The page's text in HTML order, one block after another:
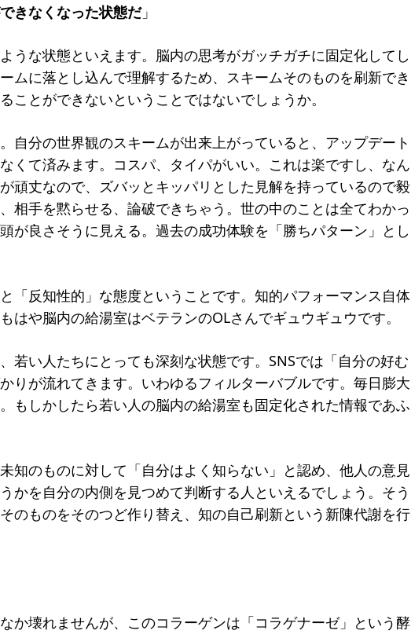
きなくなった状態だ」
うな状態といえます。脳内の思考がガッチガチに固定化してし
ムに落とし込んで理解するため、スキームそのものを刷新でき
ことができないということではないでしょうか。
自分の世界観のスキームが出来上がっていると、アップデート
くて済みます。コスパ、タイパがいい。これは楽ですし、なん
頑丈なので、ズバッとキッパリとした見解を持っているので毅
相手を黙らせる、論破できちゃう。世の中のことは全てわかっ
が良さそうに見える。過去の成功体験を「勝ちパターン」とし
「反知性的」な態度ということです。知的パフォーマンス自体
はや脳内の給湯室はベテランのOLさんでギュウギュウです。
若い人たちにとっても深刻な状態です。SNSでは「自分の好む
りが流れてきます。いわゆるフィルターバブルです。毎日膨大
もしかしたら若い人の脳内の給湯室も固定化された情報であふ
知のものに対して「自分はよく知らない」と認め、他人の意見
かを自分の内側を見つめて判断する人といえるでしょう。そう
のものをそのつど作り替え、知の自己刷新という新陳代謝を行
か壊れませんが、このコラーゲンは「コラゲナーゼ」という酵